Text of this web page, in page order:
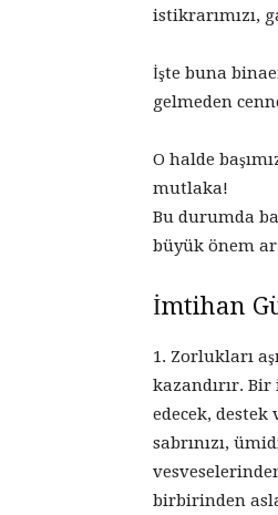
istikrarımızı,
İşte buna
gelmeden
O halde
mutlaka!
Bu durumda
büyük önem
İmtihan
1. Zorlukları
kazandırır.
edecek,
sabrınızı,
birbirinden